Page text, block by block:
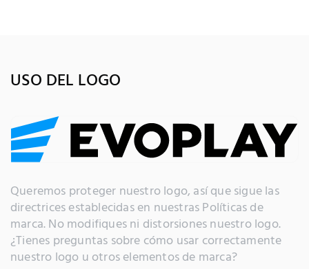
USO DEL LOGO
Queremos proteger nuestro logo, así que sigue las
directrices establecidas en nuestras Políticas de
marca. No modifiques ni distorsiones nuestro logo.
¿Tienes preguntas sobre cómo usar correctamente
nuestro logo u otros elementos de marca?